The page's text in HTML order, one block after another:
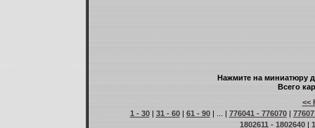
Нажмите на миниатюру
Всего
<<
1 - 30| 31 - 60| 61 - 90| ... | 776041 - 776070|
1802611 - 1802640|